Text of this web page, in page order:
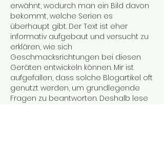
erwähnt, wodurch man ein Bild davon
bekommt, welche Serien es
überhaupt gibt. Der Text ist eher
informativ aufgebaut und versucht zu
erklären, wie sich
Geschmacksrichtungen bei diesen
Geräten entwickeln können. Mir ist
aufgefallen, dass solche Blogartikel oft
genutzt werden, um grundlegende
Fragen zu beantworten. Deshalb lese